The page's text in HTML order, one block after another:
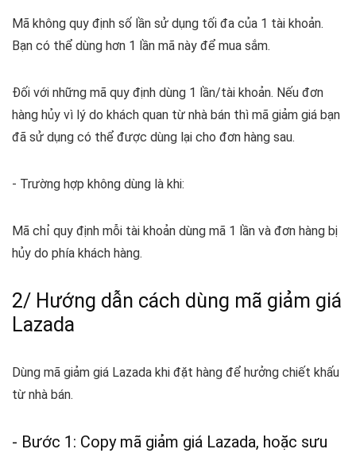
Mã không quy định số lần sử dụng tối đa của 1 tài khoản.
Bạn có thể dùng hơn 1 lần mã này để mua sắm.
Đối với những mã quy định dùng 1 lần/tài khoản. Nếu đơn
hàng hủy vì lý do khách quan từ nhà bán thì mã giảm giá bạn
đã sử dụng có thể được dùng lại cho đơn hàng sau.
- Trường hợp không dùng là khi:
Mã chỉ quy định mỗi tài khoản dùng mã 1 lần và đơn hàng bị
hủy do phía khách hàng.
2/ Hướng dẫn cách dùng mã giảm giá
Lazada
Dùng mã giảm giá Lazada khi đặt hàng để hưởng chiết khấu
từ nhà bán.
- Bước 1: Copy mã giảm giá Lazada, hoặc sưu